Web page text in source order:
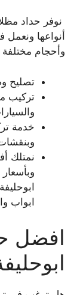
نوفر حداد
أنواعها
وأحجام
تصليح
تركيب
خدمة
نمتلك
ابواب
افضل